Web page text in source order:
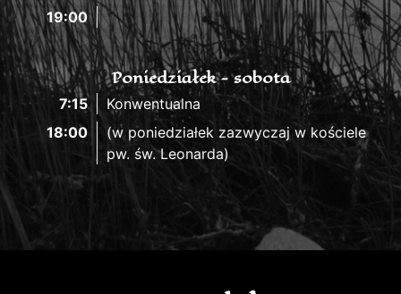
19:00
Poniedziałek - sobota
7:15
Konwentualna
18:00
(w poniedziałek zazwyczaj w kościele
pw. św. Leonarda)